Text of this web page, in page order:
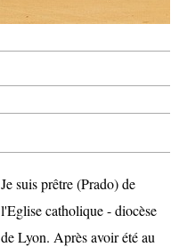
Je suis prêtre (Prado) de
l'Eglise catholique - diocèse
de Lyon. Après avoir été au